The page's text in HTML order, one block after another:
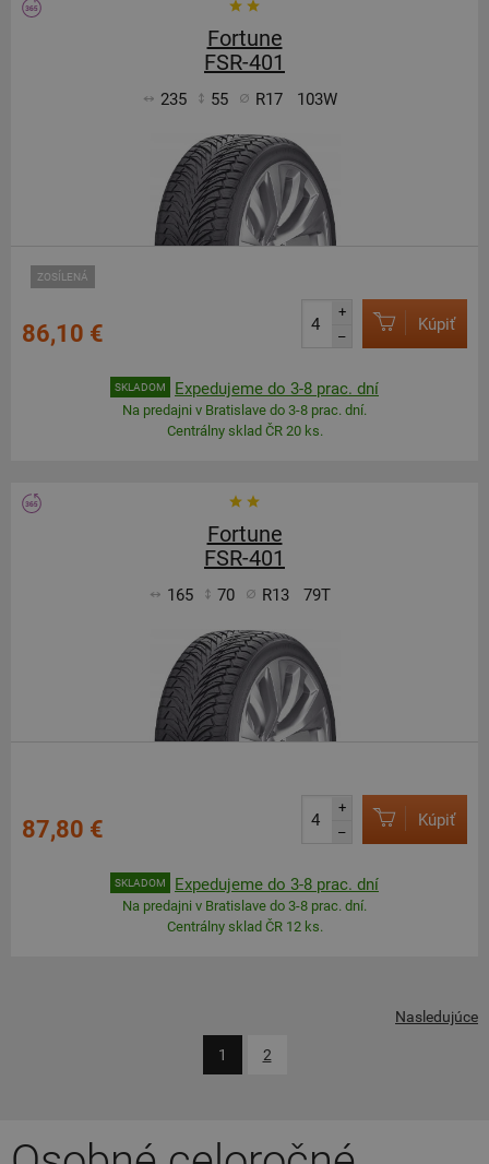
Fortune
FSR-401
235 55 R17 103W
ZOSÍLENÁ
86,10 €
+
–
Kúpiť
SKLADOM Expedujeme do 3-8 prac. dní
Na predajni v Bratislave do 3-8 prac. dní.
Centrálny sklad ČR 20 ks.
Fortune
FSR-401
165 70 R13 79T
87,80 €
+
–
Kúpiť
SKLADOM Expedujeme do 3-8 prac. dní
Na predajni v Bratislave do 3-8 prac. dní.
Centrálny sklad ČR 12 ks.
1 2
Nasledujúce